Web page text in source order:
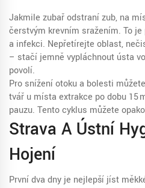
Jakmile zubař odstraní zub, na
čerstvým krevním sražením. To
a infekci. Nepřetírejte oblast,
– stačí jemně vypláchnout ústa
povolí.
Pro snížení otoku a bolesti
tvář u místa extrakce po dobu 15
pauzu. Tento cyklus můžete
Strava A Ústní
Hojení
První dva dny je nejlepší jíst